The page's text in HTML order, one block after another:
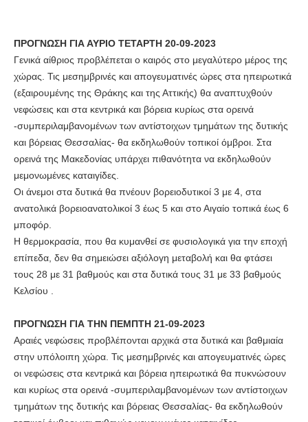
ΠΡΟΓΝΩΣΗ ΓΙΑ ΑΥΡΙΟ ΤΕΤΑΡΤΗ 20-09-2023
Γενικά αίθριος προβλέπεται o καιρός στο μεγαλύτερο μέρος της
χώρας. Τις μεσημβρινές και απογευματινές ώρες στα ηπειρωτικά
(εξαιρουμένης της Θράκης και της Αττικής) θα αναπτυχθούν
νεφώσεις και στα κεντρικά και βόρεια κυρίως στα ορεινά
-συμπεριλαμβανομένων των αντίστοιχων τμημάτων της δυτικής
και βόρειας Θεσσαλίας- θα εκδηλωθούν τοπικοί όμβροι. Στα
ορεινά της Μακεδονίας υπάρχει πιθανότητα να εκδηλωθούν
μεμονωμένες καταιγίδες.
Οι άνεμοι στα δυτικά θα πνέουν βορειοδυτικοί 3 με 4, στα
ανατολικά βορειοανατολικοί 3 έως 5 και στο Αιγαίο τοπικά έως 6
μποφόρ.
Η θερμοκρασία, που θα κυμανθεί σε φυσιολογικά για την εποχή
επίπεδα, δεν θα σημειώσει αξιόλογη μεταβολή και θα φτάσει
τους 28 με 31 βαθμούς και στα δυτικά τους 31 με 33 βαθμούς
Κελσίου .
ΠΡΟΓΝΩΣΗ ΓΙΑ ΤΗΝ ΠΕΜΠΤΗ 21-09-2023
Αραιές νεφώσεις προβλέπονται αρχικά στα δυτικά και βαθμιαία
στην υπόλοιπη χώρα. Τις μεσημβρινές και απογευματινές ώρες
οι νεφώσεις στα κεντρικά και βόρεια ηπειρωτικά θα πυκνώσουν
και κυρίως στα ορεινά -συμπεριλαμβανομένων των αντίστοιχων
τμημάτων της δυτικής και βόρειας Θεσσαλίας- θα εκδηλωθούν